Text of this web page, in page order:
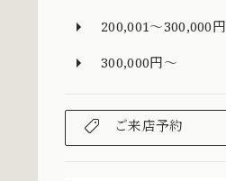
200,001～300,000円
300,000円～
ご来店予約